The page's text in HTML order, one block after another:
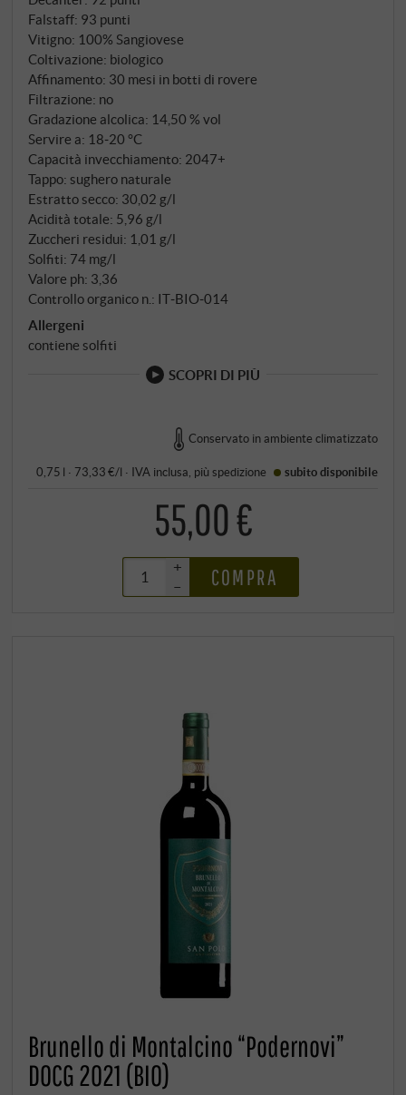
possiedono. Con i suoi 450 metri di altitudine, la
tenuta rientra tra le zone più fresche della
denominazione – ; le ampie escursioni termiche tra il
giorno e la notte favoriscono l’aroma e la struttura
acida, mentre l’aridità dell’estate concentra gli acini
senza stressarli.
Falstaff: 93 punti
Vitigno: 100% Sangiovese
Coltivazione: biologico
Affinamento: 30 mesi in botti di rovere
Filtrazione: no
Gradazione alcolica: 14,50 % vol
Servire a: 18‑20 °C
Capacità invecchiamento: 2047+
Tappo: sughero naturale
Estratto secco: 30,02 g/l
Acidità totale: 5,96 g/l
Zuccheri residui: 1,01 g/l
Solfiti: 74 mg/l
Valore ph: 3,36
Controllo organico n.: IT‑BIO‑014
Allergeni
contiene solfiti
SCOPRI DI PIÙ
Conservato in ambiente climatizzato
0,75 l · 73,33 €/l · IVA inclusa , piùspedizione subito disponibile
55,00 €
+
–
COMPRA
Brunello di Montalcino “Podernovi”
DOCG 2021 (BIO)